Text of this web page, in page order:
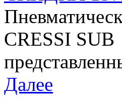
CRESSI
Далее